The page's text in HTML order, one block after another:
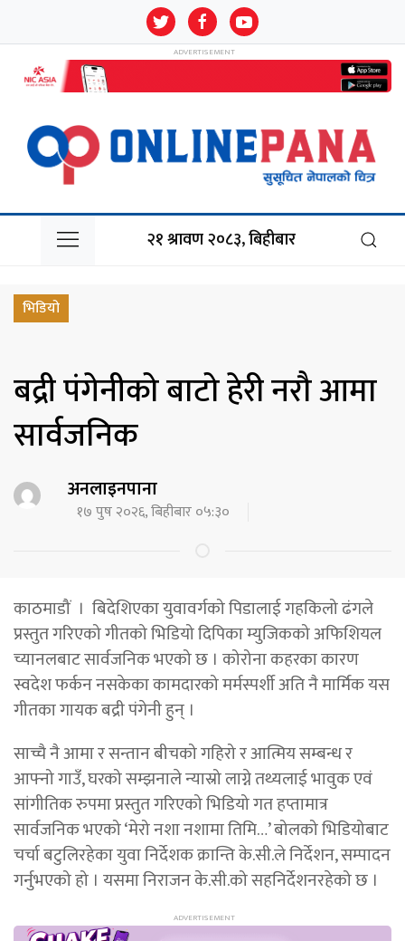
२१ श्रावण २०८३, बिहीबार
भिडियो
बद्री पंगेनीको बाटो हेरी नरौ आमा
सार्वजनिक
अनलाइनपाना
१७ पुष २०२६, बिहीबार ०५:३०
काठमाडौं । बिदेशिएका युवावर्गको पिडालाई गहकिलो ढंगले
प्रस्तुत गरिएको गीतको भिडियो दिपिका म्युजिकको अफिशियल
च्यानलबाट सार्वजनिक भएको छ । कोरोना कहरका कारण
स्वदेश फर्कन नसकेका कामदारको मर्मस्पर्शी अति नै मार्मिक यस
गीतका गायक बद्री पंगेनी हुन् ।
साच्चै नै आमा र सन्तान बीचको गहिरो र आत्मिय सम्बन्ध र
आफ्नो गाउँ, घरको सम्झनाले न्यास्रो लाग्ने तथ्यलाई भावुक एवं
सांगीतिक रुपमा प्रस्तुत गरिएको भिडियो गत हप्तामात्र
सार्वजनिक भएको ‘मेरो नशा नशामा तिमि…’ बोलको भिडियोबाट
चर्चा बटुलिरहेका युवा निर्देशक क्रान्ति के.सी.ले निर्देशन, सम्पादन
गर्नुभएको हो । यसमा निराजन के.सी.को सहनिर्देशनरहेको छ ।